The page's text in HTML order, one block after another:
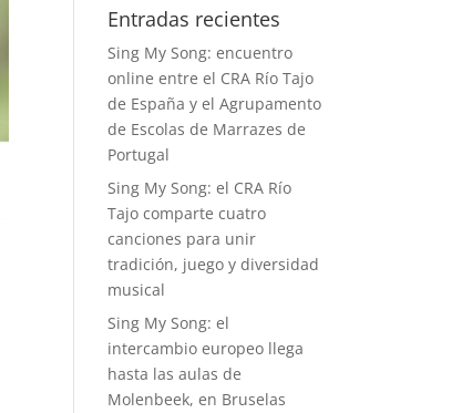
Entradas recientes
Sing My Song: encuentro
online entre el CRA Río Tajo
de España y el Agrupamento
de Escolas de Marrazes de
Portugal
Sing My Song: el CRA Río
Tajo comparte cuatro
canciones para unir
tradición, juego y diversidad
musical
Sing My Song: el
intercambio europeo llega
hasta las aulas de
Molenbeek, en Bruselas